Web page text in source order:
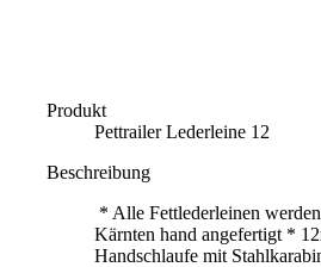
Produkt
Pettrailer Lederleine 12
Beschreibung
* Alle Fettlederleinen
Kärnten hand angefertigt *
Handschlaufe mit